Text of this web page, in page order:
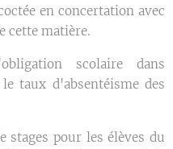
en concertation avec
cette matière.
scolaire dans
taux d'absentéisme des
pour les élèves du